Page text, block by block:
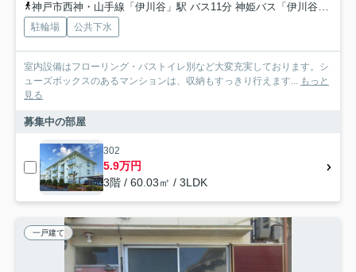
神戸市西神・山手線「伊川谷」駅 バス11分 神姫バス「伊川谷駅」 停歩4分
駐輪場 公共下水
室内設備はフローリング・バストイレ別など大変充実しております。シ
ューズボックスのあるマンションは、収納もすっきり行えます... もっと
見る
募集中の部屋
302
5.9万円
3階 / 60.03㎡ / 3LDK
一戸建て